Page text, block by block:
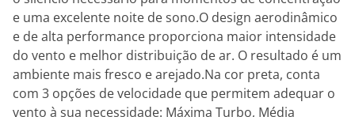
e uma excelente noite de sono.O design aerodinâmico
e de alta performance proporciona maior intensidade
do vento e melhor distribuição de ar. O resultado é um
ambiente mais fresco e arejado.Na cor preta, conta
com 3 opções de velocidade que permitem adequar o
vento à sua necessidade: Máxima Turbo, Média